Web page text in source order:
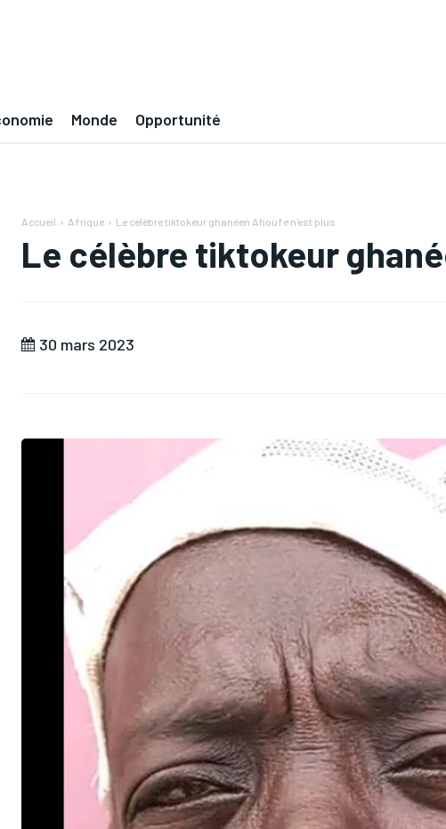
Monde Opportunité
Accueil Afrique Le célèbre tiktokeur ghanéen Ahoufe n'est plus
Le célèbre tiktokeur
30 mars 2023